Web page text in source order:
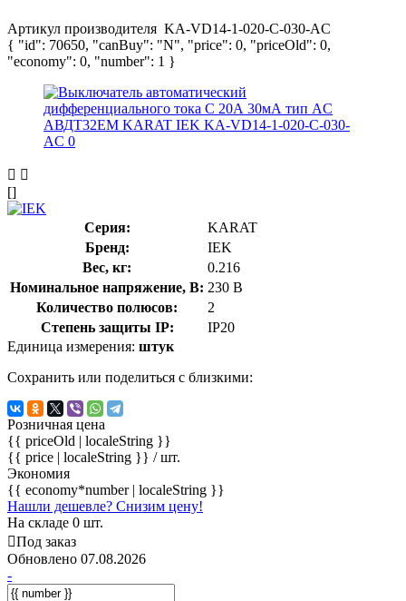
Артикул производителя KA-VD14-1-020-C-030-AC
{ "id": 70650, "canBuy": "N", "price": 0, "priceOld": 0,
"economy": 0, "number": 1 }
[]
Серия:
KARAT
Бренд:
IEK
Вес, кг:
0.216
Номинальное напряжение, В: 230 В
Количество полюсов:
2
Степень защиты IP:
IP20
Единица измерения: штук
Сохранить или поделиться с близкими:
Розничная цена
{{ priceOld | localeString }}
{{ price | localeString }} / шт.
Экономия
{{ economy*number | localeString }}
Нашли дешевле? Снизим цену!
На складе 0 шт.
Под заказ
Обновлено 07.08.2026
-